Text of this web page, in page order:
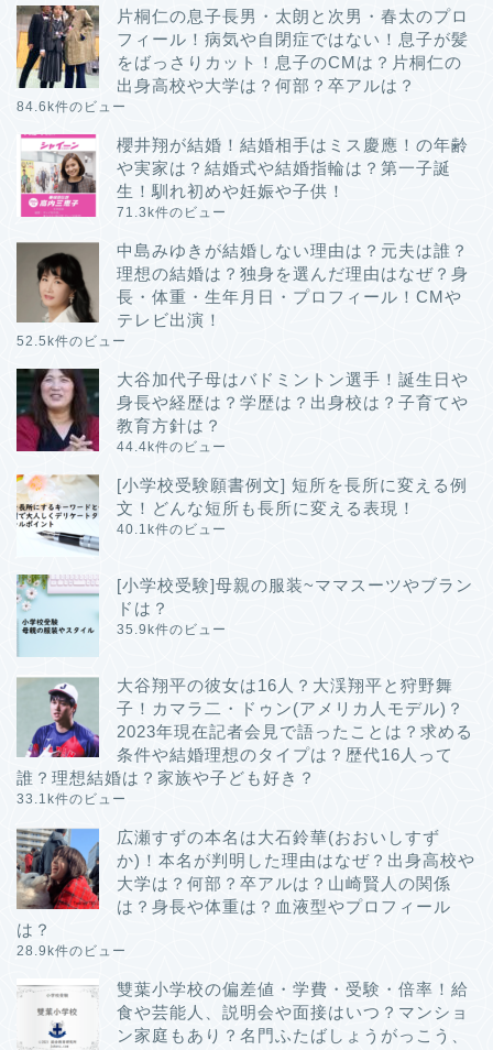
片桐仁の息子長男・太朗と次男・春太のプロ
フィール！病気や自閉症ではない！息子が髪
をばっさりカット！息子のCMは？片桐仁の
出身高校や大学は？何部？卒アルは？
84.6k件のビュー
櫻井翔が結婚！結婚相手はミス慶應！の年齢
や実家は？結婚式や結婚指輪は？第一子誕
生！馴れ初めや妊娠や子供！
71.3k件のビュー
中島みゆきが結婚しない理由は？元夫は誰？
理想の結婚は？独身を選んだ理由はなぜ？身
長・体重・生年月日・プロフィール！CMや
テレビ出演！
52.5k件のビュー
大谷加代子母はバドミントン選手！誕生日や
身長や経歴は？学歴は？出身校は？子育てや
教育方針は？
44.4k件のビュー
[小学校受験願書例文] 短所を長所に変える例
文！どんな短所も長所に変える表現！
40.1k件のビュー
[小学校受験]母親の服装~ママスーツやブラン
ドは？
35.9k件のビュー
大谷翔平の彼女は16人？大渓翔平と狩野舞
子！カマラ二・ドゥン(アメリカ人モデル)？
2023年現在記者会見で語ったことは？求める
条件や結婚理想のタイプは？歴代16人って
誰？理想結婚は？家族や子ども好き？
33.1k件のビュー
広瀬すずの本名は大石鈴華(おおいしすず
か)！本名が判明した理由はなぜ？出身高校や
大学は？何部？卒アルは？山崎賢人の関係
は？身長や体重は？血液型やプロフィール
は？
28.9k件のビュー
雙葉小学校の偏差値・学費・受験・倍率！給
食や芸能人、説明会や面接はいつ？マンショ
ン家庭もあり？名門ふたばしょうがっこう、